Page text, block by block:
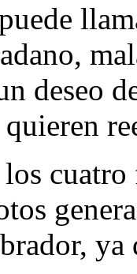
deseo
cuatro